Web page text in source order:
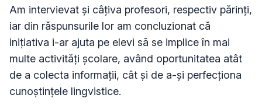
Am intervievat și câțiva profesori, respectiv părinți,
iar din răspunsurile lor am concluzionat că
inițiativa i-ar ajuta pe elevi să se implice în mai
multe activități școlare, având oportunitatea atât
de a colecta informații, cât și de a-și perfecționa
cunoștințele lingvistice.